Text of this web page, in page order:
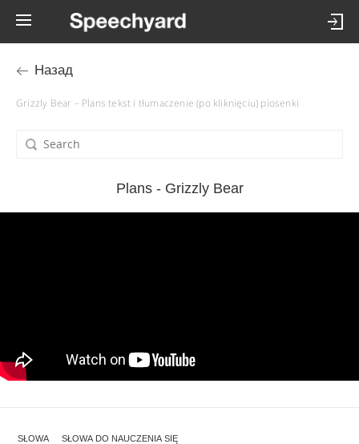
Назад
Grizzly Bear – Plans tekst i tłumaczenie (po kliknięciu) piosenki
Plans - Grizzly Bear
SŁOWA SŁOWA DO NAUCZENIA SIĘ